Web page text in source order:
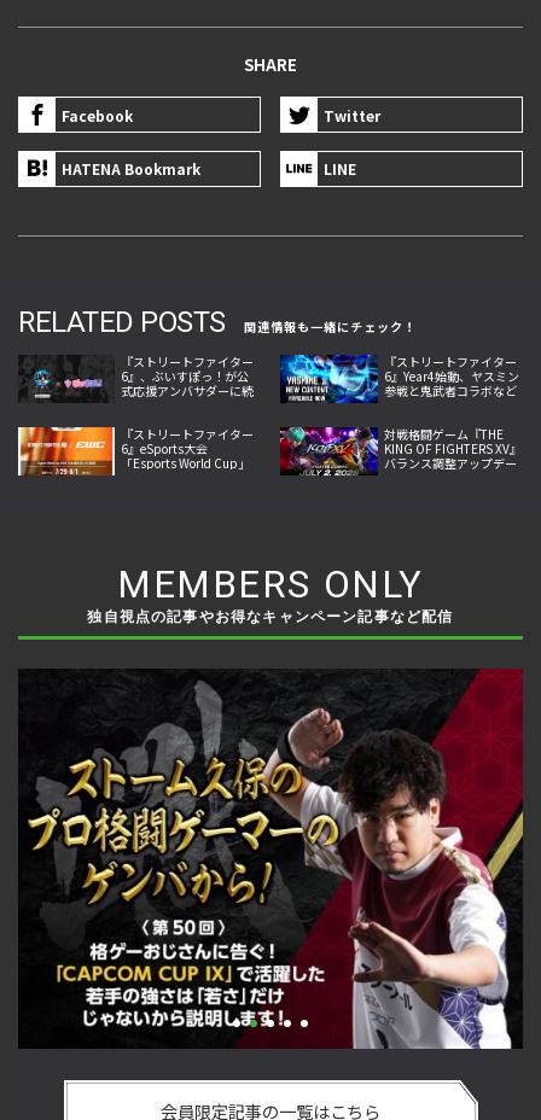
SHARE
Facebook Twitter
HATENA Bookmark LINE
RELATED POSTS
関連情報も一緒にチェック！
『ストリートファイター
6』、ぶいすぽっ！が公
式応援アンバサダーに続
『ストリートファイター
6』Year4始動、ヤスミン
参戦と鬼武者コラボなど
『ストリートファイター
6』eSports大会
「Esports World Cup」
対戦格闘ゲーム『THE
KING OF FIGHTERS XV』
バランス調整アップデー
MEMBERS ONLY
独自視点の記事やお得なキャンペーン記事など配信
悟を決めたカワノ選手の攻略を解説！【ストーム久保のプロ
会員限定記事の一覧はこちら